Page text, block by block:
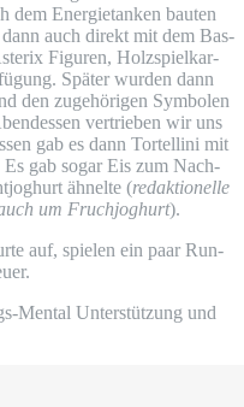
dem Ener­gie­tan­ken bau­ten
auch direkt mit dem Bas­
Figu­ren, Holz­spiel­kar­
Spä­ter wur­den dann
den zuge­hö­ri­gen Sym­bo­len
ver­trie­ben wir uns
gab es dann Tor­tel­li­ni mit
Es gab sogar Eis zum Nach­
ähnel­te (redak­tio­nel­le
um Fruch­jo­ghurt).
auf, spie­len ein paar Run­
Men­tal Unter­stüt­zung und